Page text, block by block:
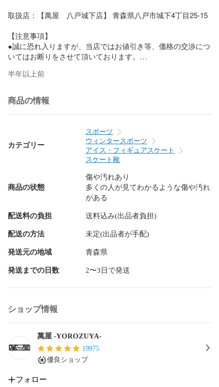
取扱店：【萬屋　八戸城下店】 青森県八戸市城下4丁目25-15
【注意事項】
●誠に恐れ入りますが、当店ではお値引き等、価格の交渉につ
いてはお断りをさせて頂いております。
す。
って傷等の見え方に違いがある場合がございます。
●メルカリ価格に関しましては各店舗と異なる場合がございま
す。
当ショップでは、毎日出品中です。
本商品以外をお探しの方は【萬屋 -YOROZUYA-】と検索くだ
半年以上前
商品の情報
カテゴリー
スポーツ
ウィンタースポーツ
アイス・フィギュアスケート
スケート靴
商品の状態
傷や汚れあり
多くの人が見てわかるような傷や汚れ
がある
配送料の負担 送料込み(出品者負担)
配送の方法 未定(出品者が手配)
発送元の地域 青森県
発送までの日数 2〜3日で発送
ショップ情報
萬屋 -YOROZUYA-
19975
優良ショップ
フォロー